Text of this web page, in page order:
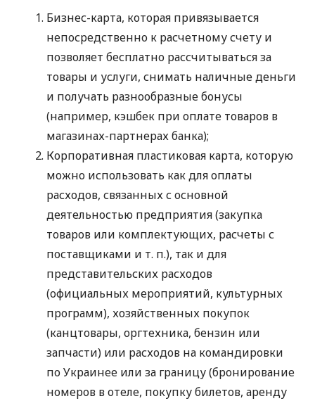
Бизнес-карта, которая привязывается
непосредственно к расчетному счету и
позволяет бесплатно рассчитываться за
товары и услуги, снимать наличные деньги
и получать разнообразные бонусы
(например, кэшбек при оплате товаров в
магазинах-партнерах банка);
Корпоративная пластиковая карта, которую
можно использовать как для оплаты
расходов, связанных с основной
деятельностью предприятия (закупка
товаров или комплектующих, расчеты с
поставщиками и т. п.), так и для
представительских расходов
(официальных мероприятий, культурных
программ), хозяйственных покупок
(канцтовары, оргтехника, бензин или
запчасти) или расходов на командировки
по Украинее или за границу (бронирование
номеров в отеле, покупку билетов, аренду